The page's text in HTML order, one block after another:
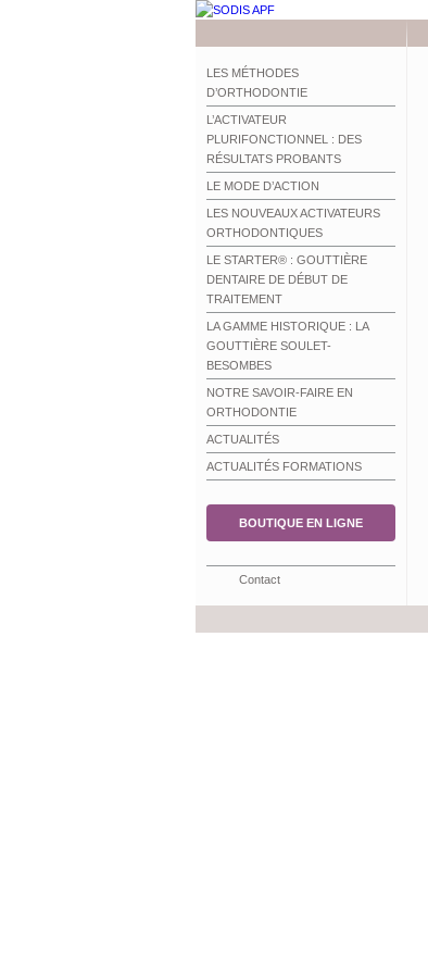
LES MÉTHODES
D’ORTHODONTIE
L’ACTIVATEUR
PLURIFONCTIONNEL : DES
RÉSULTATS PROBANTS
LE MODE D’ACTION
LES NOUVEAUX ACTIVATEURS
ORTHODONTIQUES
LE STARTER® : GOUTTIÈRE
DENTAIRE DE DÉBUT DE
TRAITEMENT
LA GAMME HISTORIQUE : LA
GOUTTIÈRE SOULET-
BESOMBES
NOTRE SAVOIR-FAIRE EN
ORTHODONTIE
ACTUALITÉS
ACTUALITÉS FORMATIONS
BOUTIQUE EN LIGNE
Contact